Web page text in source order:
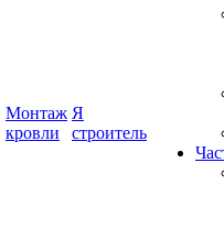
Монтаж
кровли
Я
строитель